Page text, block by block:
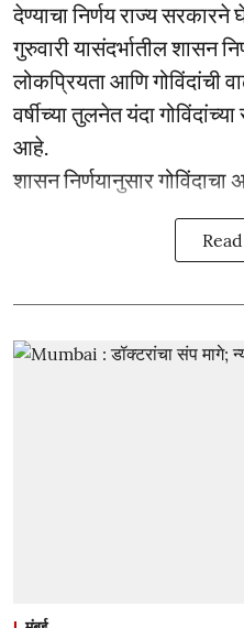
देण्याचा निर्णय राज्य
गुरुवारी यासंदर्भातील शासन
लोकप्रियता आणि गोविंदांची
वर्षीच्या तुलनेत यंदा
आहे.
शासन निर्णयानुसार गोविंदाचा